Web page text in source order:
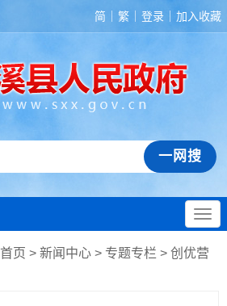
简 繁 登录 加入收藏
首页 > 新闻中心 > 专题专栏 > 创优营